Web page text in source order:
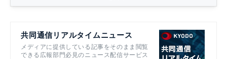
共同通信リアルタイムニュース
メディアに提供している記事をそのまま閲覧
できる広報部門必見のニュース配信サービス